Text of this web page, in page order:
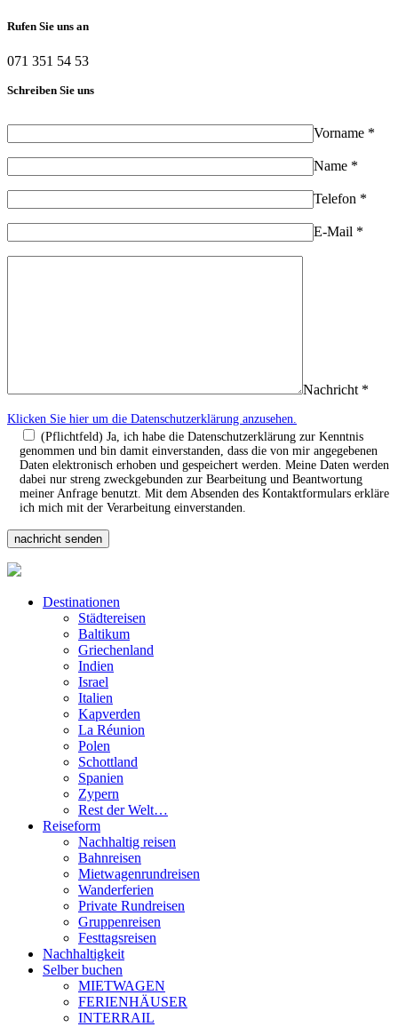
Rufen Sie uns an
071 351 54 53
Schreiben Sie uns
Vorname *
Name *
Telefon *
E-Mail *
Nachricht *
Klicken Sie hier um die Datenschutzerklärung anzusehen.
(Pflichtfeld) Ja, ich habe die Datenschutzerklärung zur Kenntnis
genommen und bin damit einverstanden, dass die von mir angegebenen
Daten elektronisch erhoben und gespeichert werden. Meine Daten werden
dabei nur streng zweckgebunden zur Bearbeitung und Beantwortung
meiner Anfrage benutzt. Mit dem Absenden des Kontaktformulars erkläre
ich mich mit der Verarbeitung einverstanden.
Destinationen
Städtereisen
Baltikum
Griechenland
Indien
Israel
Italien
Kapverden
La Réunion
Polen
Schottland
Spanien
Zypern
Rest der Welt…
Reiseform
Nachhaltig reisen
Bahnreisen
Mietwagenrundreisen
Wanderferien
Private Rundreisen
Gruppenreisen
Festtagsreisen
Nachhaltigkeit
Selber buchen
MIETWAGEN
FERIENHÄUSER
INTERRAIL